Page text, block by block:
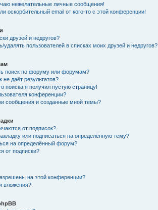
нежелательные личные сообщения!
оскорбительный email от кого-то с этой конференции!
друзей и недругов?
удалять пользователей в списках моих друзей и недругов?
поиск по форуму или форумам?
даёт результатов?
поиска я получил пустую страницу!
конференции?
сообщения и созданные мной темы?
от подписок?
или подписаться на определённую тему?
на определённый форум?
от подписки?
на этой конференции?
вложения?